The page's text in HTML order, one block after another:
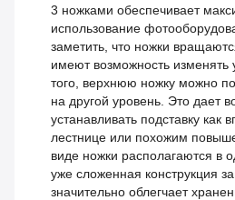
3 ножками обеспечивает
использование
заметить, что ножки
имеют возможность изменять
того, верхнюю ножку можно
на другой уровень. Это дает
устанавливать подставку как
лестнице или похожим
виде ножки располагаются в
уже сложенная конструкция
значительно облегчает